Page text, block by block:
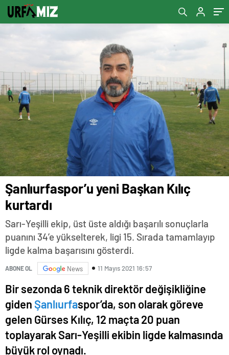
Şanlıurfaspor’u yeni Başkan Kılıç
kurtardı
Sarı-Yeşilli ekip, üst üste aldığı başarılı sonuçlarla
puanını 34’e yükselterek, ligi 15. Sırada tamamlayıp
ligde kalma başarısını gösterdi.
ABONE OL News 11 Mayıs 2021 16:57
Bir sezonda 6 teknik direktör değişikliğine
giden Şanlıurfaspor’da, son olarak göreve
gelen Gürses Kılıç, 12 maçta 20 puan
toplayarak Sarı-Yeşilli ekibin ligde kalmasında
büyük rol oynadı.